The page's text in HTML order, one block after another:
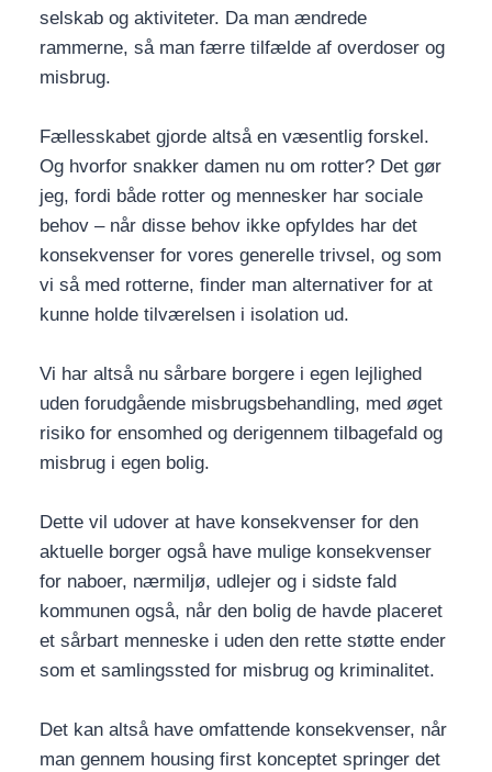
selskab og aktiviteter. Da man ændrede
rammerne, så man færre tilfælde af overdoser og
misbrug.
Fællesskabet gjorde altså en væsentlig forskel.
Og hvorfor snakker damen nu om rotter? Det gør
jeg, fordi både rotter og mennesker har sociale
behov – når disse behov ikke opfyldes har det
konsekvenser for vores generelle trivsel, og som
vi så med rotterne, finder man alternativer for at
kunne holde tilværelsen i isolation ud.
Vi har altså nu sårbare borgere i egen lejlighed
uden forudgående misbrugsbehandling, med øget
risiko for ensomhed og derigennem tilbagefald og
misbrug i egen bolig.
Dette vil udover at have konsekvenser for den
aktuelle borger også have mulige konsekvenser
for naboer, nærmiljø, udlejer og i sidste fald
kommunen også, når den bolig de havde placeret
et sårbart menneske i uden den rette støtte ender
som et samlingssted for misbrug og kriminalitet.
Det kan altså have omfattende konsekvenser, når
man gennem housing first konceptet springer det